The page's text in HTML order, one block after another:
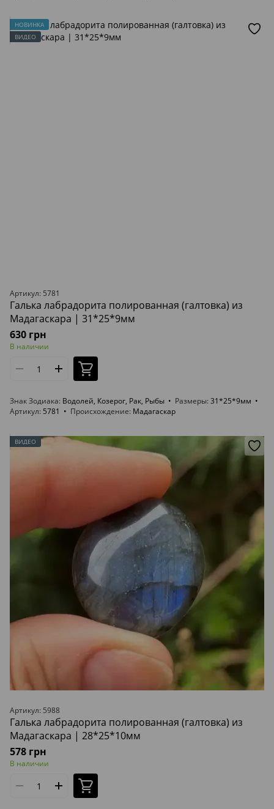
НОВИНКА
ВИДЕО
Артикул: 5781
Галька лабрадорита полированная (галтовка) из
Мадагаскара | 31*25*9мм
630 грн
В наличии
Знак Зодиака Водолей, Козерог, Рак, Рыбы Размеры 31*25*9мм
Артикул 5781 Происхождение Мадагаскар
ВИДЕО
Артикул: 5988
Галька лабрадорита полированная (галтовка) из
Мадагаскара | 28*25*10мм
578 грн
В наличии